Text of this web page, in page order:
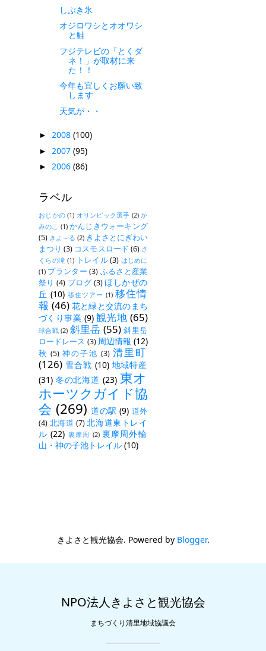
しぶき氷
オジロワシとオオワシ
と鮭
フジテレビの「とくダ
ネ！」が取材に来
た！！
今年も宜しくお願い致
します
天気が・・
► 2008 (100)
► 2007 (95)
► 2006 (86)
ラベル
おじかの (1) オリンピック選手 (2) か
みのこ (1) かんじきウォーキング
(5) きよ～る (2) きよさとにぎわい
まつり (3) コスモスロード (6) さ
くらの滝 (1) トレイル(3) はじめに
(1) プランター (3) ふるさと産業
祭り (4) ブログ (3) ほしかぜの
丘 (10) 移住ツアー (1) 移住情
報 (46) 花と緑と交流のまち
づくり事業 (9) 観光地 (65)
球合戦 (2) 斜里岳 (55) 斜里岳
ロードレース (3) 周辺情報 (12)
秋 (5) 神の子池 (3) 清里町
(126) 雪合戦 (10) 地域特産
(31) 冬の北海道 (23) 東オ
ホーツクガイド協
会 (269) 道の駅 (9) 道外
(4) 北海道 (7) 北海道東トレイ
ル (22) 裏摩周 (2) 裏摩周外輪
山・神の子池トレイル (10)
きよさと観光協会. Powered by Blogger.
NPO法人きよさと観光協会
まちづくり清里地域協議会